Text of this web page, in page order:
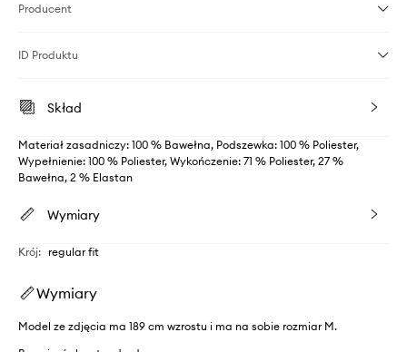
Producent
ID Produktu
Skład
Materiał zasadniczy: 100 % Bawełna, Podszewka: 100 % Poliester,
Wypełnienie: 100 % Poliester, Wykończenie: 71 % Poliester, 27 %
Bawełna, 2 % Elastan
Wymiary
Krój: regular fit
Wymiary
Model ze zdjęcia ma 189 cm wzrostu i ma na sobie rozmiar M.